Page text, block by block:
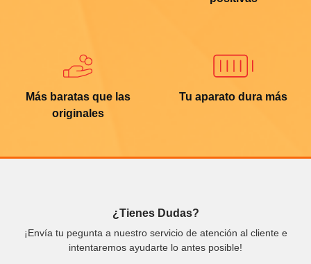
Más baratas que las
originales
Tu aparato dura más
¿Tienes Dudas?
¡Envía tu pegunta a nuestro servicio de atención al cliente e
intentaremos ayudarte lo antes posible!